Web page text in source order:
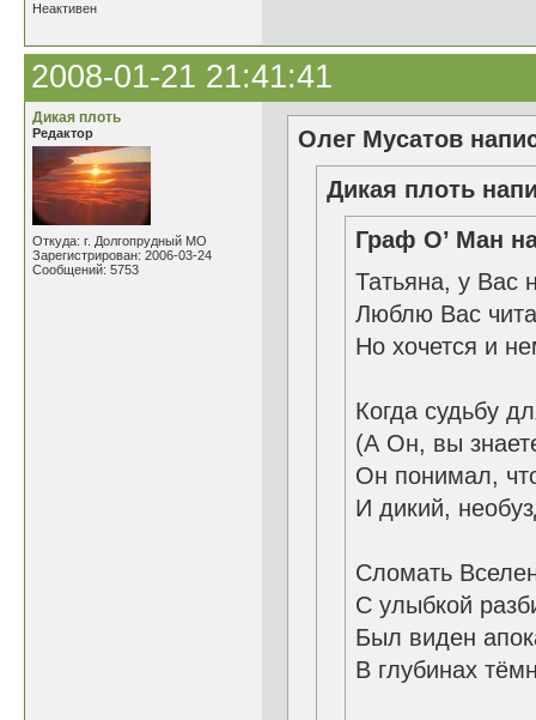
Неактивен
2008-01-21 21:41:41
Дикая плоть
Редактор
Откуда: г. Долгопрудный МО
Зарегистрирован: 2006-03-24
Сообщений: 5753
Олег Мусатов
Дикая плоть
Граф О’ Ман
Татьяна, у Вас
Люблю Вас
Но хочется и
Когда судьбу
(А Он, вы
Он понимал,
И дикий,
Сломать
С улыбкой
Был виден
В глубинах